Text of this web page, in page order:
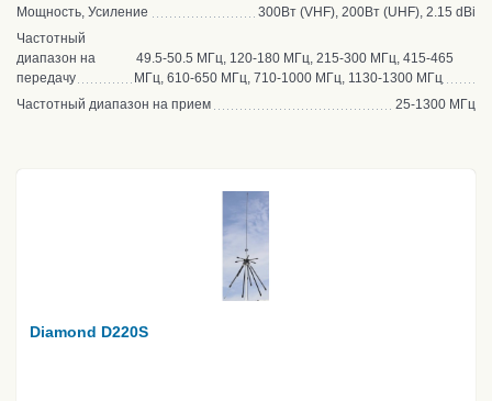
Мощность, Усиление
300Вт (VHF), 200Вт (UHF), 2.15 dBi
Частотный
диапазон на
передачу
49.5-50.5 МГц, 120-180 МГц, 215-300 МГц, 415-465
МГц, 610-650 МГц, 710-1000 МГц, 1130-1300 МГц
Частотный диапазон на прием
25-1300 МГц
Diamond D220S